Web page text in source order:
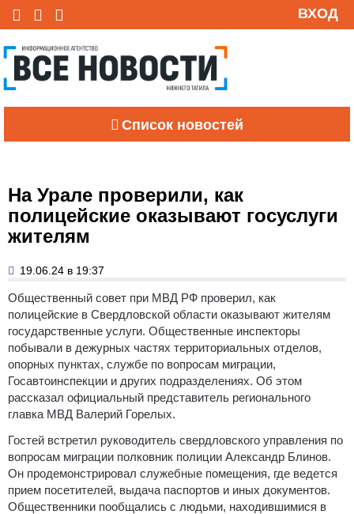
ВХОД
Список новостей
На Урале проверили, как
полицейские оказывают госуслуги
жителям
19.06.24 в 19:37
Общественный совет при МВД РФ проверил, как
полицейские в Свердловской области оказывают жителям
государственные услуги. Общественные инспекторы
побывали в дежурных частях территориальных отделов,
опорных пунктах, службе по вопросам миграции,
Госавтоинспекции и других подразделениях. Об этом
рассказал официальный представитель регионального
главка МВД Валерий Горелых.
Гостей встретил руководитель свердловского управления по
вопросам миграции полковник полиции Александр Блинов.
Он продемонстрировал служебные помещения, где ведется
прием посетителей, выдача паспортов и иных документов.
Общественники пообщались с людьми, находившимися в